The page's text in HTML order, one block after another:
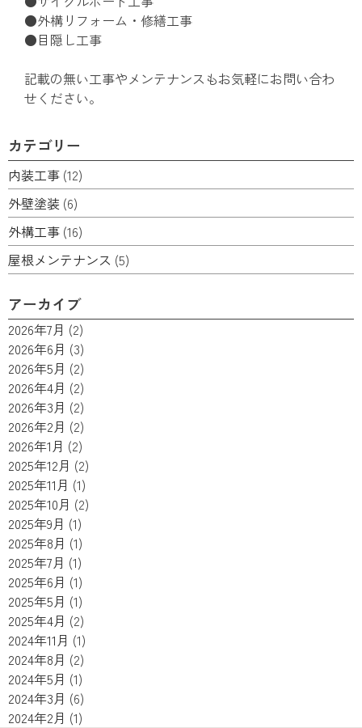
●外構リフォーム・修繕工事
●目隠し工事
記載の無い工事やメンテナンスもお気軽にお問い合わ
せください。
カテゴリー
内装工事 (12)
外壁塗装 (6)
外構工事 (16)
屋根メンテナンス (5)
アーカイブ
2026年7月 (2)
2026年6月 (3)
2026年5月 (2)
2026年4月 (2)
2026年3月 (2)
2026年2月 (2)
2026年1月 (2)
2025年12月 (2)
2025年11月 (1)
2025年10月 (2)
2025年9月 (1)
2025年8月 (1)
2025年7月 (1)
2025年6月 (1)
2025年5月 (1)
2025年4月 (2)
2024年11月 (1)
2024年8月 (2)
2024年5月 (1)
2024年3月 (6)
2024年2月 (1)